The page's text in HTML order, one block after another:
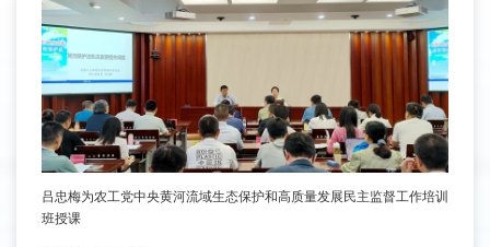
吕忠梅为农工党中央黄河流域生态保护和高质量发展民主监督工作培训
班授课